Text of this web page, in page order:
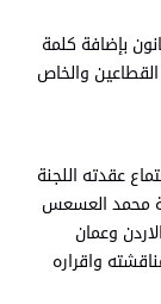
بإضافة كلمة
والخاص
عقدته اللجنة
محمد العسعس
وعمان
واقراره